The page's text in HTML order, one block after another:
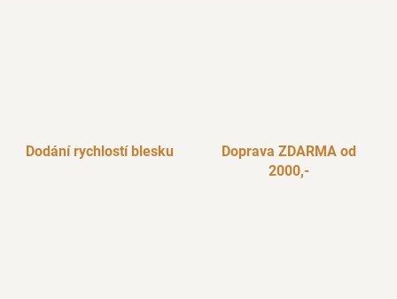
Dodání rychlostí blesku
Doprava ZDARMA od
2000,-